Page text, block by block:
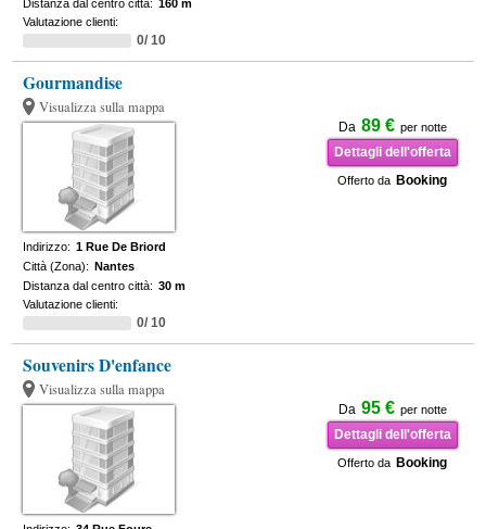
Distanza dal centro città: 160 m
Valutazione clienti:
0/ 10
Gourmandise
Visualizza sulla mappa
Da 89 € per notte
Dettagli dell'offerta
Offerto da Booking
Indirizzo: 1 Rue De Briord
Città (Zona): Nantes
Distanza dal centro città: 30 m
Valutazione clienti:
0/ 10
Souvenirs D'enfance
Visualizza sulla mappa
Da 95 € per notte
Dettagli dell'offerta
Offerto da Booking